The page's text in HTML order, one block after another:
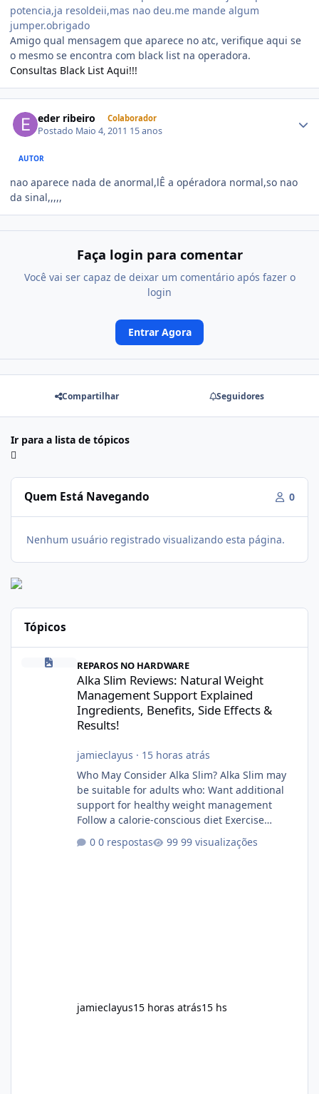
potencia,ja resoldeii,mas nao deu.me mande algum
jumper.obrigado
Amigo qual mensagem que aparece no atc, verifique aqui se
o mesmo se encontra com black list na operadora.
Consultas Black List Aqui!!!
eder ribeiro Colaborador
Postado Maio 4, 2011 15 anos
AUTOR
nao aparece nada de anormal,lÊ a opéradora normal,so nao
da sinal,,,,,
Faça login para comentar
Você vai ser capaz de deixar um comentário após fazer o
login
Entrar Agora
Compartilhar Seguidores
Ir para a lista de tópicos
Quem Está Navegando 0
Nenhum usuário registrado visualizando esta página.
Tópicos
REPAROS NO HARDWARE
Alka Slim Reviews: Natural Weight
Management Support Explained
Ingredients, Benefits, Side Effects &
Results!
jamieclayus · 15 horas atrás
Who May Consider Alka Slim? Alka Slim may
be suitable for adults who: Want additional
support for healthy weight management
Follow a calorie-conscious diet Exercise
plant-based ingredients Want to complement
0 respostas 99 visualizações
jamieclayus15 horas atrás15 hs